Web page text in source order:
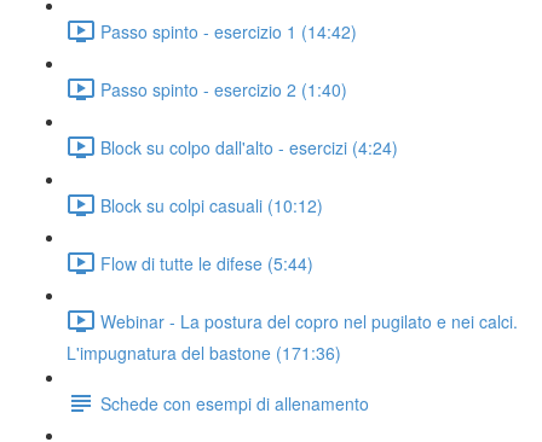
Passo spinto - esercizio 1 (14:42)
Passo spinto - esercizio 2 (1:40)
Block su colpo dall'alto - esercizi (4:24)
Block su colpi casuali (10:12)
Flow di tutte le difese (5:44)
Webinar - La postura del copro nel pugilato e nei calci.
L'impugnatura del bastone (171:36)
Schede con esempi di allenamento